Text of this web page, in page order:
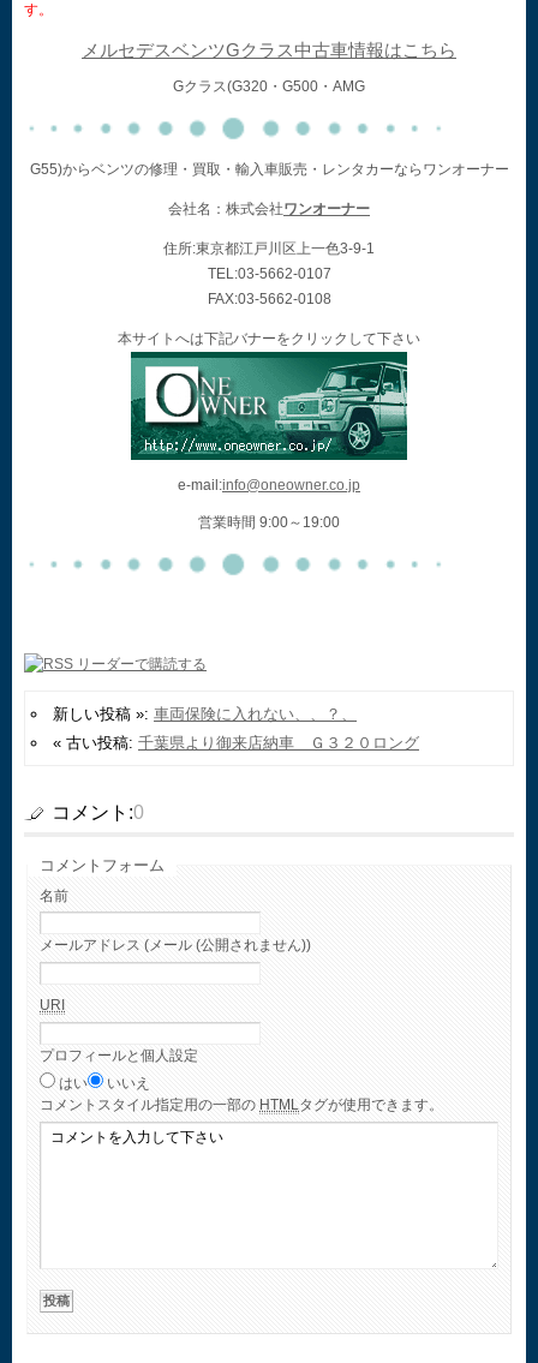
す。
メルセデスベンツGクラス中古車情報はこちら
Gクラス(G320・G500・AMG
G55)からベンツの修理・買取・輸入車販売・レンタカーならワンオーナー
会社名：株式会社ワンオーナー
住所:東京都江戸川区上一色3-9-1
TEL:03-5662-0107
FAX:03-5662-0108
本サイトへは下記バナーをクリックして下さい
e-mail:info@oneowner.co.jp
営業時間 9:00～19:00
新しい投稿 »: 車両保険に入れない、、？、
« 古い投稿: 千葉県より御来店納車 Ｇ３２０ロング
コメント:0
コメントフォーム
名前
メールアドレス (メール (公開されません))
URI
プロフィールと個人設定
はい
いいえ
コメント スタイル指定用の一部の HTMLタグが使用できます。